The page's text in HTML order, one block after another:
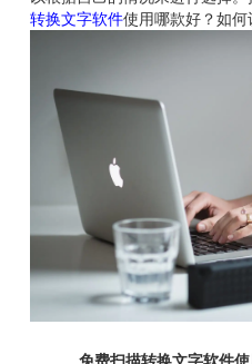
转换文字软件使用哪款好？如何